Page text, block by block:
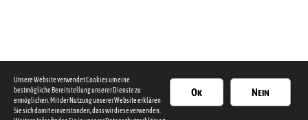
NEIN
OK
Unsere Website verwendet Cookies um eine
bestmögliche Bereitstellung unserer Dienste zu
ermöglichen. Mit der Nutzung unserer Website erklären
Sie sich damit einverstanden, dass wir diese verwenden.